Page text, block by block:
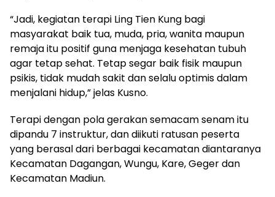
“Jadi, kegiatan terapi Ling Tien Kung bagi
masyarakat baik tua, muda, pria, wanita maupun
remaja itu positif guna menjaga kesehatan tubuh
agar tetap sehat. Tetap segar baik fisik maupun
psikis, tidak mudah sakit dan selalu optimis dalam
menjalani hidup,” jelas Kusno.
Terapi dengan pola gerakan semacam senam itu
dipandu 7 instruktur, dan diikuti ratusan peserta
yang berasal dari berbagai kecamatan diantaranya
Kecamatan Dagangan, Wungu, Kare, Geger dan
Kecamatan Madiun.